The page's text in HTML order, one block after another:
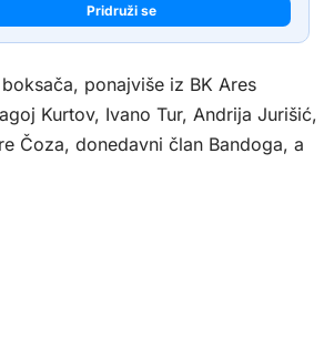
Pridruži se
ponajviše iz BK Ares
Kurtov, Ivano Tur, Andrija Jurišić,
Čoza, donedavni član Bandoga, a